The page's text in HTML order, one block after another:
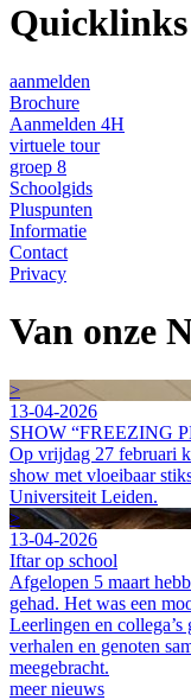
Quicklinks
aanmelden
Brochure
Aanmelden 4H
virtuele tour
groep 8
Schoolgids
Pluspunten
Informatie
Contact
Privacy
Van onze
>
13-04-2026
SHOW “FREEZING
Op vrijdag 27 februari
show met vloeibaar
Universiteit Leiden.
>
13-04-2026
Iftar op school
Afgelopen 5 maart
gehad. Het was een
Leerlingen en
verhalen en genoten
meegebracht.
meer nieuws